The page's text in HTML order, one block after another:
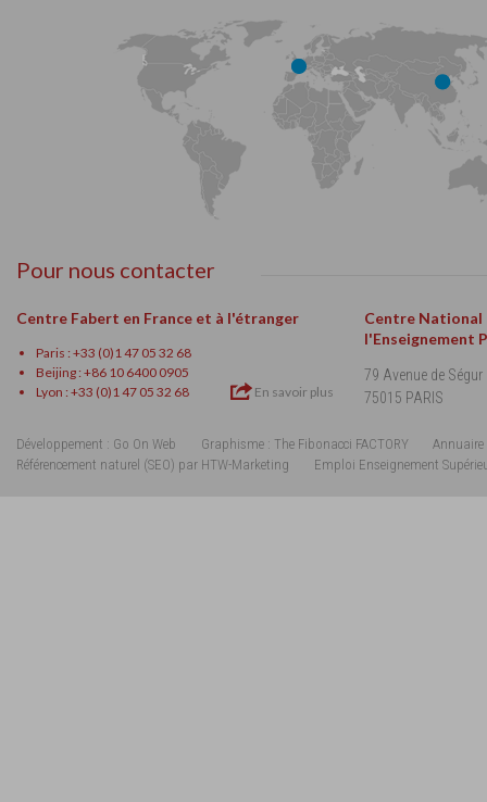
Pour nous contacter
Centre Fabert en France et à l'étranger
Paris : +33 (0)1 47 05 32 68
Beijing : +86 10 6400 0905
Lyon : +33 (0)1 47 05 32 68
En savoir plus
Centre National
l'Enseignement
79 Avenue de Ségur
75015 PARIS
Développement : Go On Web Graphisme : The Fibonacci FACTORY
Annuaire
Référencement naturel (SEO) par HTW-Marketing
Emploi Enseignement